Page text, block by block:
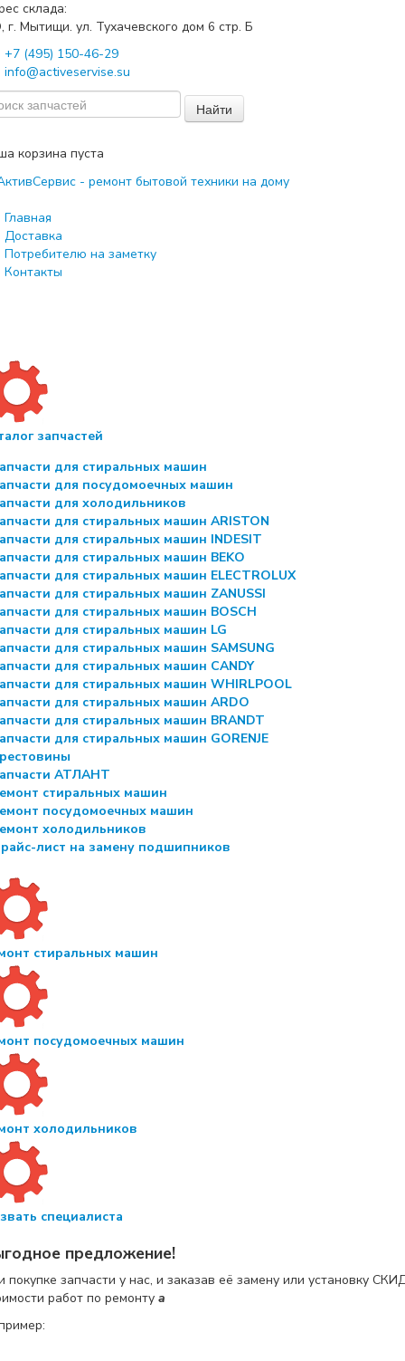
склада:
г. Мытищи. ул. Тухачевского дом 6 стр. Б
+7 (495) 150-46-29
info@activeservise.su
Найти
корзина пуста
Главная
Доставка
Потребителю на заметку
Контакты
запчастей
для стиральных машин
для посудомоечных машин
для холодильников
для стиральных машин ARISTON
для стиральных машин INDESIT
для стиральных машин BEKO
для стиральных машин ELECTROLUX
для стиральных машин ZANUSSI
для стиральных машин BOSCH
для стиральных машин LG
для стиральных машин SAMSUNG
для стиральных машин CANDY
для стиральных машин WHIRLPOOL
для стиральных машин ARDO
для стиральных машин BRANDT
для стиральных машин GORENJE
АТЛАНТ
стиральных машин
посудомоечных машин
холодильников
лист на замену подшипников
стиральных машин
посудомоечных машин
холодильников
специалиста
предложение!
покупке запчасти у нас, и заказав её замену или установку
работ по ремонту a